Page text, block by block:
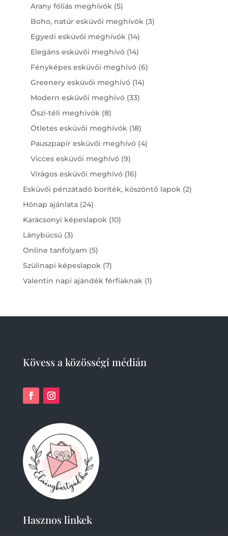
products
Arany fóliás meghívók 55
products
Boho, natúr esküvői meghívók 33
Egyedi esküvői meghívók 1414
products
Elegáns esküvői meghívó 1414
products
Fényképes esküvői meghívó 66
Greenery esküvői meghívó 1414
Modern esküvői meghívó 3333
Őszi-téli meghívók 88
products
Ötletes esküvői meghívók 1818
products
Pauszpapír esküvői meghívó 44
Vicces esküvői meghívó 99
products
Virágos esküvői meghívó 1616
products
Esküvői pénzátadó boríték, köszöntő lapok 22
Hónap ajánlata 2424
products
Karácsonyi képeslapok 1010
Lánybúcsú 33
products
Online tanfolyam 55
products
Szülinapi képeslapok 77
products
Valentin napi ajándék férfiaknak 11
Kövess a közösségi médián
Hasznos linkek